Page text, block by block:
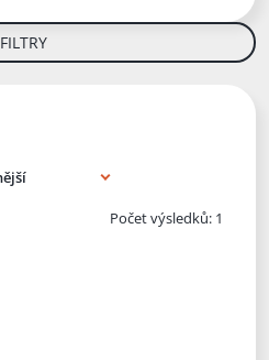
FILTRY
Počet výsledků: 1